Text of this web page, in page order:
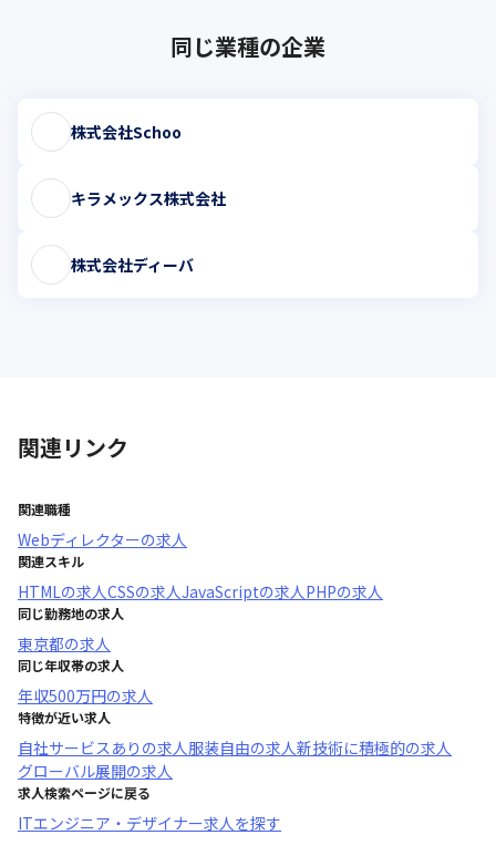
同じ業種の企業
株式会社Schoo
キラメックス株式会社
株式会社ディーバ
関連リンク
関連職種
Webディレクターの求人
関連スキル
HTMLの求人CSSの求人JavaScriptの求人PHPの求人
同じ勤務地の求人
東京都の求人
同じ年収帯の求人
年収500万円の求人
特徴が近い求人
自社サービスあり の求人服装自由の求人新技術に積極的の求人
グローバル展開の求人
求人検索ページに戻る
ITエンジニア・デザイナー求人を探す